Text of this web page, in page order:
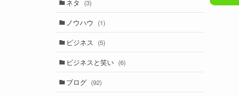
ネタ (3)
ノウハウ (1)
ビジネス (5)
ビジネスと笑い (6)
ブログ (92)